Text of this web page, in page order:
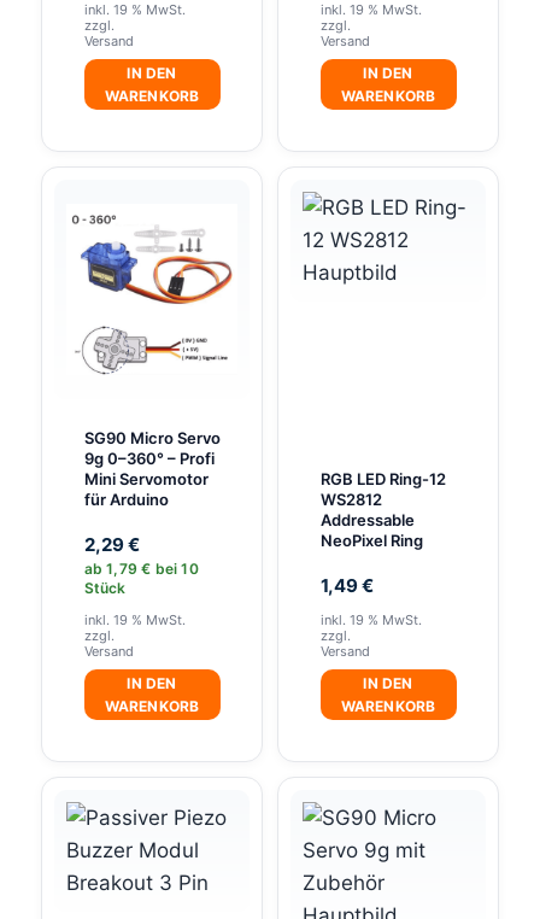
inkl. 19 % MwSt.
zzgl.
Versand
IN DEN
WARENKORB
inkl. 19 % MwSt.
zzgl.
Versand
IN DEN
WARENKORB
SG90 Micro Servo
9g 0–360° – Profi
Mini Servomotor
für Arduino
2,29€
ab1,79€ bei 10
Stück
inkl. 19 % MwSt.
zzgl.
Versand
IN DEN
WARENKORB
RGB LED Ring-12
WS2812
Addressable
NeoPixel Ring
1,49€
inkl. 19 % MwSt.
zzgl.
Versand
IN DEN
WARENKORB